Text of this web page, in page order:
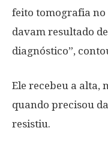
feito tomografia no
davam resultado
diagnóstico”,
Ele recebeu a alta,
quando precisou
resistiu.